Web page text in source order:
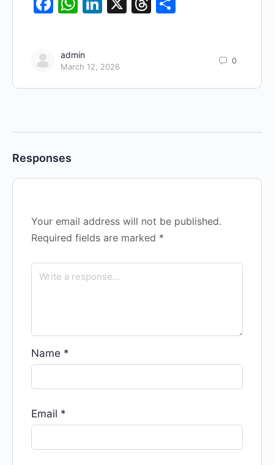
admin
March 12, 2026
0
Responses
Your email address will not be published.
Required fields are marked *
Name *
Email *